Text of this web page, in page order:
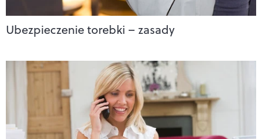
Ubezpieczenie torebki – zasady